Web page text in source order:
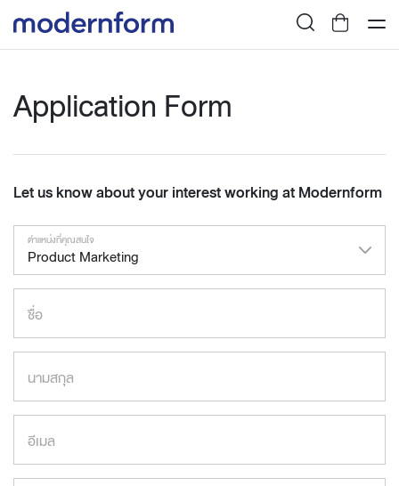
Application Form
Let us know about your interest working at Modernform
Product Marketing
ตำแหน่งที่คุณสนใจ
ชื่อ
นามสกุล
อีเมล